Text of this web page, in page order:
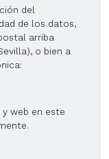
del
de los datos,
arriba
o bien a
web en este